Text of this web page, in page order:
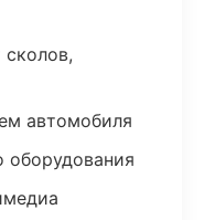
автомобиля
оборудования